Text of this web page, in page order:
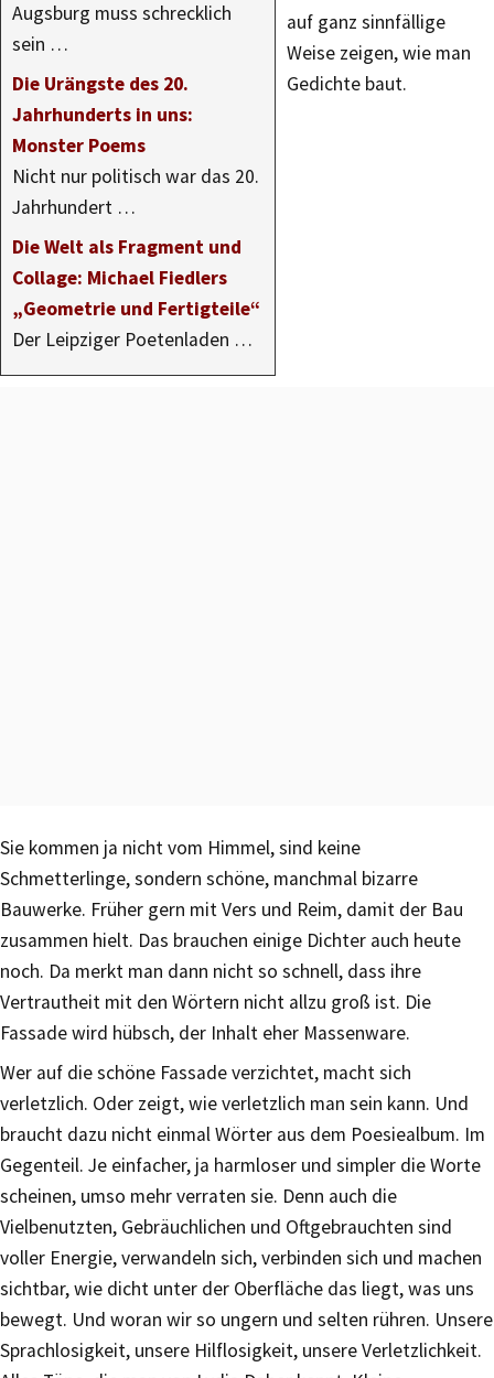
Augsburg muss schrecklich
sein …
Die Urängste des 20.
Jahrhunderts in uns:
Monster Poems
Nicht nur politisch war das 20.
Jahrhundert …
Die Welt als Fragment und
Collage: Michael Fiedlers
„Geometrie und Fertigteile“
Der Leipziger Poetenladen …
auf ganz sinnfällige
Weise zeigen, wie man
Gedichte baut.
Sie kommen ja nicht vom Himmel, sind keine
Schmetterlinge, sondern schöne, manchmal bizarre
Bauwerke. Früher gern mit Vers und Reim, damit der Bau
zusammen hielt. Das brauchen einige Dichter auch heute
noch. Da merkt man dann nicht so schnell, dass ihre
Vertrautheit mit den Wörtern nicht allzu groß ist. Die
Fassade wird hübsch, der Inhalt eher Massenware.
Wer auf die schöne Fassade verzichtet, macht sich
verletzlich. Oder zeigt, wie verletzlich man sein kann. Und
braucht dazu nicht einmal Wörter aus dem Poesiealbum. Im
Gegenteil. Je einfacher, ja harmloser und simpler die Worte
scheinen, umso mehr verraten sie. Denn auch die
Vielbenutzten, Gebräuchlichen und Oftgebrauchten sind
voller Energie, verwandeln sich, verbinden sich und machen
sichtbar, wie dicht unter der Oberfläche das liegt, was uns
bewegt. Und woran wir so ungern und selten rühren. Unsere
Sprachlosigkeit, unsere Hilflosigkeit, unsere Verletzlichkeit.